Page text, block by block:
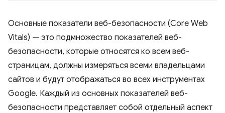
Основные показатели веб-безопасности (Core Web
Vitals) — это подмножество показателей веб-
безопасности, которые относятся ко всем веб-
страницам, должны измеряться всеми владельцами
сайтов и будут отображаться во всех инструментах
Google. Каждый из основных показателей веб-
безопасности представляет собой отдельный аспект